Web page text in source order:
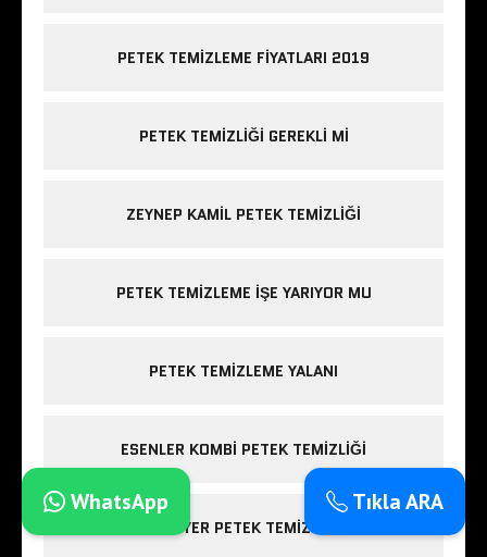
PETEK TEMIZLEME FIYATLARI 2019
PETEK TEMIZLIĞI GEREKLI MI
ZEYNEP KAMIL PETEK TEMIZLIĞI
PETEK TEMIZLEME IŞE YARIYOR MU
PETEK TEMIZLEME YALANI
ESENLER KOMBI PETEK TEMIZLIĞI
SARIYER PETEK TEMIZLIĞI
Tıkla ARA
WhatsApp